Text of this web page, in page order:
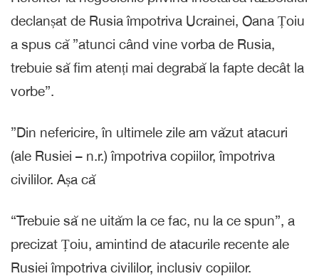
declanșat de Rusia împotriva Ucrainei, Oana Țoiu
a spus că ”atunci când vine vorba de Rusia,
trebuie să fim atenți mai degrabă la fapte decât la
vorbe”.
”Din nefericire, în ultimele zile am văzut atacuri
(ale Rusiei – n.r.) împotriva copiilor, împotriva
civililor. Așa că
“Trebuie să ne uităm la ce fac, nu la ce spun”, a
precizat Țoiu, amintind de atacurile recente ale
Rusiei împotriva civililor, inclusiv copiilor.